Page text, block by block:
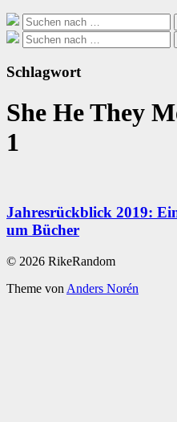
Suche
nach:
Suche
nach:
Schlagwort
She He They
1
Jahresrückblick 2019:
um Bücher
© 2026 RikeRandom
Theme von Anders Norén